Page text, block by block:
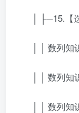
│ ├─15.【
│ │ 数列
│ │ 数列
│ │ 数列